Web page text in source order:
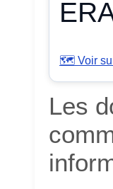
🗺️ Voir
Les